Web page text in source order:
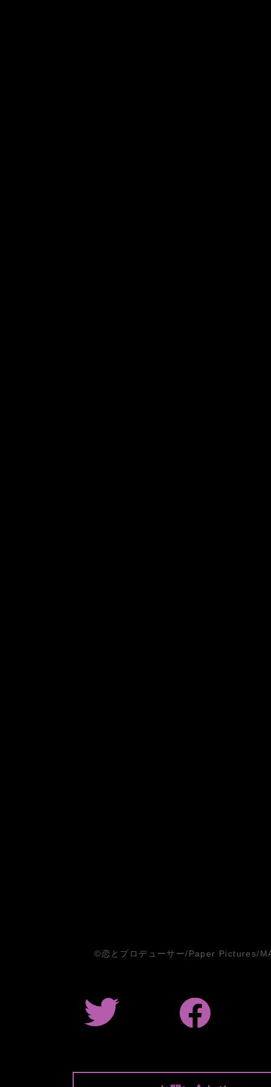
©恋とプロデューサー/Paper Pictures/